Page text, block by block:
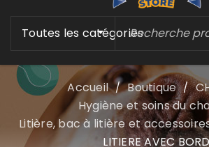
Toutes les catégories
Accueil / Boutique /
Hygiène et soins du
Litière, bac à litière et
LITIERE AVEC